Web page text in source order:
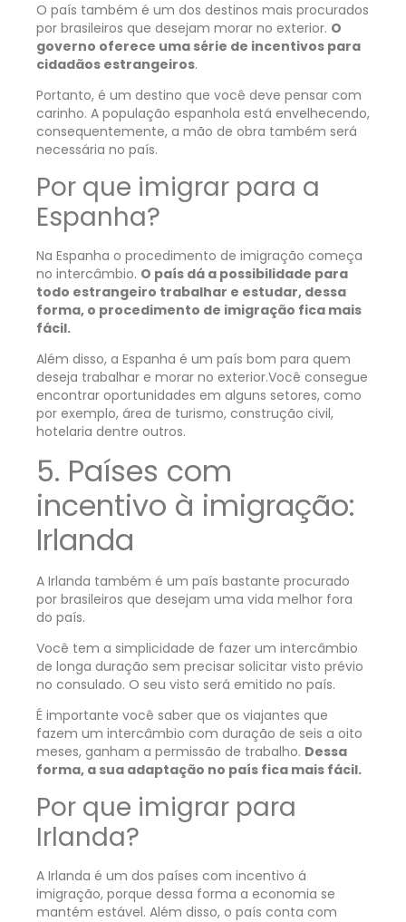
O país também é um dos destinos mais procurados
por brasileiros que desejam morar no exterior. O
governo oferece uma série de incentivos para
cidadãos estrangeiros.
Portanto, é um destino que você deve pensar com
carinho. A população espanhola está envelhecendo,
consequentemente, a mão de obra também será
necessária no país.
Por que imigrar para a
Espanha?
Na Espanha o procedimento de imigração começa
no intercâmbio. O país dá a possibilidade para
todo estrangeiro trabalhar e estudar, dessa
forma, o procedimento de imigração fica mais
fácil.
Além disso, a Espanha é um país bom para quem
deseja trabalhar e morar no exterior.Você consegue
encontrar oportunidades em alguns setores, como
por exemplo, área de turismo, construção civil,
hotelaria dentre outros.
5. Países com
incentivo à imigração:
Irlanda
A Irlanda também é um país bastante procurado
por brasileiros que desejam uma vida melhor fora
do país.
Você tem a simplicidade de fazer um intercâmbio
de longa duração sem precisar solicitar visto prévio
no consulado. O seu visto será emitido no país.
É importante você saber que os viajantes que
fazem um intercâmbio com duração de seis a oito
meses, ganham a permissão de trabalho. Dessa
forma, a sua adaptação no país fica mais fácil.
Por que imigrar para
Irlanda?
A Irlanda é um dos países com incentivo á
imigração, porque dessa forma a economia se
mantém estável. Além disso, o país conta com